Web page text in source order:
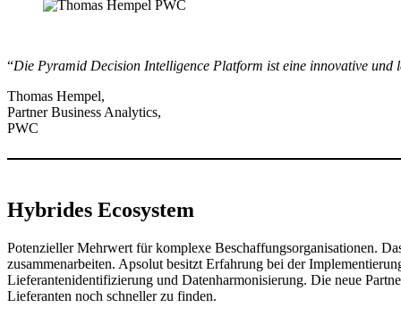
“Die Pyramid Decision Intelligence Platform ist eine innovative
Thomas Hempel,
Partner Business Analytics,
PWC
Hybrides Ecosystem
Potenzieller Mehrwert für komplexe Beschaffungsorganisationen.
zusammenarbeiten. Apsolut besitzt Erfahrung bei der
Lieferantenidentifizierung und Datenharmonisierung. Die neue
Lieferanten noch schneller zu finden.